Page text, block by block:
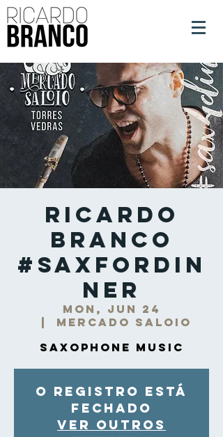
Ricardo
Branco
#SaxForDin
ner
Mon, Jun 24
Mercado Saloio
Saxophone Music
O registro está
fechado
Ver outros